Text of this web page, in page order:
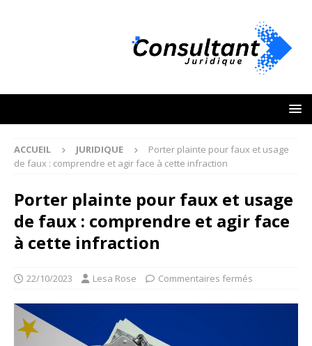
ACCUEIL JURIDIQUE
Porter plainte pour faux et usage
de faux : comprendre et agir face à cette infraction
Porter plainte pour faux et usage
de faux : comprendre et agir face
à cette infraction
22/10/2023 Lesa Rose Commentaires fermés